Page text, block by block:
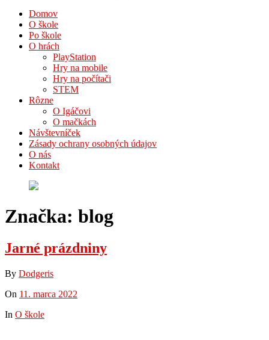
Domov
O škole
Po škole
O hrách
PlayStation
Hry na mobile
Hry na počítači
STEM
Rôzne
O Igáčovi
O mačkách
Návštevníček
Zásady ochrany osobných údajov
O nás
Kontakt
Značka: blog
Jarné prázdniny
By Dodgeris
On 11. marca 2022
In O škole